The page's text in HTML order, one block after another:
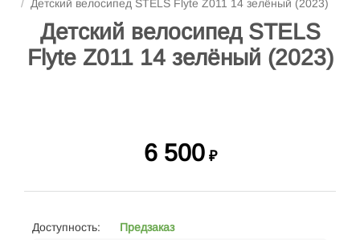
/ Детский велосипед STELS Flyte Z011 14 зелёный (2023)
Детский велосипед STELS
Flyte Z011 14 зелёный (2023)
6 500 ₽
Доступность:
Предзаказ